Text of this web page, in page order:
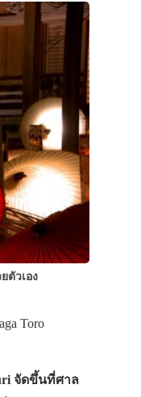
ตัวเอง
Toro
จัดขึ้นที่ศาล